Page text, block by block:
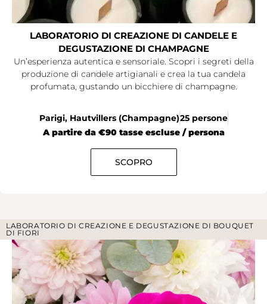
LABORATORIO DI CREAZIONE DI CANDELE E
DEGUSTAZIONE DI CHAMPAGNE
Un’esperienza autentica e sensoriale. Scopri i segreti della
produzione di candele artigianali e crea la tua candela
profumata, gustando un bicchiere di champagne.
Parigi, Hautvillers (Champagne)25 persone
A partire da €90 tasse escluse / persona
SCOPRO
LABORATORIO DI CREAZIONE E DEGUSTAZIONE DI BOUQUET
DI FIORI